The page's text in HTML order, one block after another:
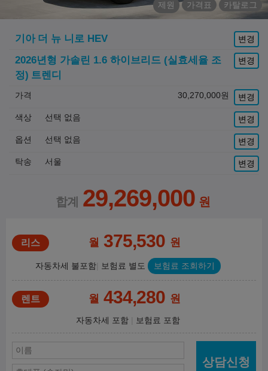
제원 가격표 카탈로그
기아 더 뉴 니로 HEV 변경
2026년형 가솔린 1.6 하이브리드 (실효세율 조
정) 트렌디
변경
가격 30,270,000원 변경
색상 선택 없음 변경
옵션 선택 없음 변경
탁송 서울 변경
29,269,000
월 375,530 원
자동차세 불포함 보험료 별도 보험료 조회하기
월 434,280 원
자동차세 포함 보험료 포함
상담신청